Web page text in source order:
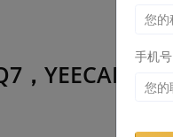
，YEECAR-G6
手机号